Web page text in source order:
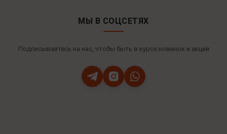
МЫ В СОЦСЕТЯХ
Подписывайтесь на нас, чтобы быть в курсе новинок и акций